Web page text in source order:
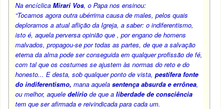
Na encíclicaMirari Vos, o Papa nos ensinou:
“Tocamos agora outra ubérrima causa de males, pelos quais
deploramos a atual aflição da Igreja, a saber: o indiferentismo,
isto é, aquela perversa opinião que , por engano de homens
malvados, propagou-se por todas as partes, de que a salvação
eterna da alma pode ser conseguida em qualquer profissão de fé,
com tal que os costumes se ajustem às normas do reto e do
honesto... E desta, sob qualquer ponto de vista,pestífera fonte
do indiferentismo, mana aquelasentença absurda e errônea,
ou melhor, aqueledelírio de que aliberdade de consciência
tem que ser afirmada e reivindicada para cada um.